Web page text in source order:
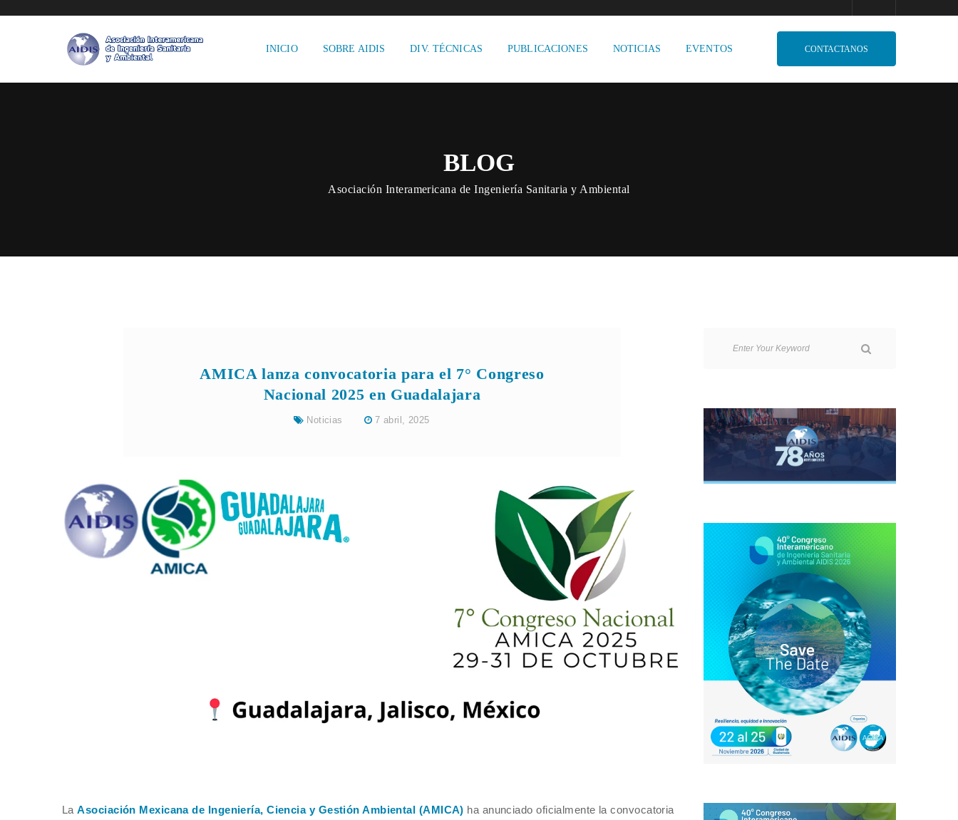
INICIO SOBRE AIDIS DIV. TÉCNICAS PUBLICACIONES NOTICIAS EVENTOS CONTACTANOS
BLOG
Asociación Interamericana de Ingeniería Sanitaria y Ambiental
AMICA lanza convocatoria para el 7° Congreso
Nacional 2025 en Guadalajara
Noticias 7 abril, 2025
LaAsociación Mexicana de Ingeniería, Ciencia y Gestión Ambiental (AMICA) ha anunciado oficialmente la convocatoria